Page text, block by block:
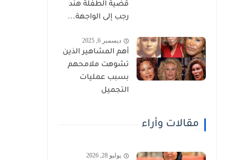
قضية الطفلة هند
رجب إلى الواجهة...
ديسمبر 6, 2025
أهم المشاهير الذين
تشوهت ملامحهم
بسبب عمليات
التجميل
مقالات وأراء
يوليو 28, 2026